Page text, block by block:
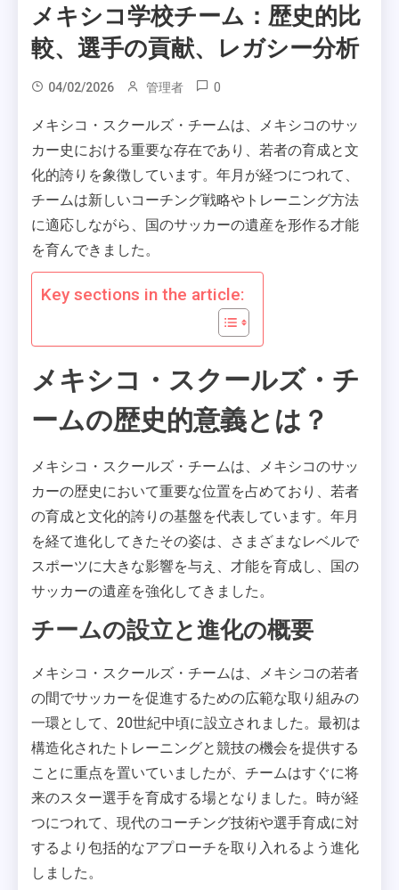
メキシコ学校チーム：歴史的比
較、選手の貢献、レガシー分析
04/02/2026 管理者 0
メキシコ・スクールズ・チームは、メキシコのサッ
カー史における重要な存在であり、若者の育成と文
化的誇りを象徴しています。年月が経つにつれて、
チームは新しいコーチング戦略やトレーニング方法
に適応しながら、国のサッカーの遺産を形作る才能
を育んできました。
Key sections in the article:
メキシコ・スクールズ・チ
ームの歴史的意義とは？
メキシコ・スクールズ・チームは、メキシコのサッ
カーの歴史において重要な位置を占めており、若者
の育成と文化的誇りの基盤を代表しています。年月
を経て進化してきたその姿は、さまざまなレベルで
スポーツに大きな影響を与え、才能を育成し、国の
サッカーの遺産を強化してきました。
チームの設立と進化の概要
メキシコ・スクールズ・チームは、メキシコの若者
の間でサッカーを促進するための広範な取り組みの
一環として、20世紀中頃に設立されました。最初は
構造化されたトレーニングと競技の機会を提供する
ことに重点を置いていましたが、チームはすぐに将
来のスター選手を育成する場となりました。時が経
つにつれて、現代のコーチング技術や選手育成に対
するより包括的なアプローチを取り入れるよう進化
しました。